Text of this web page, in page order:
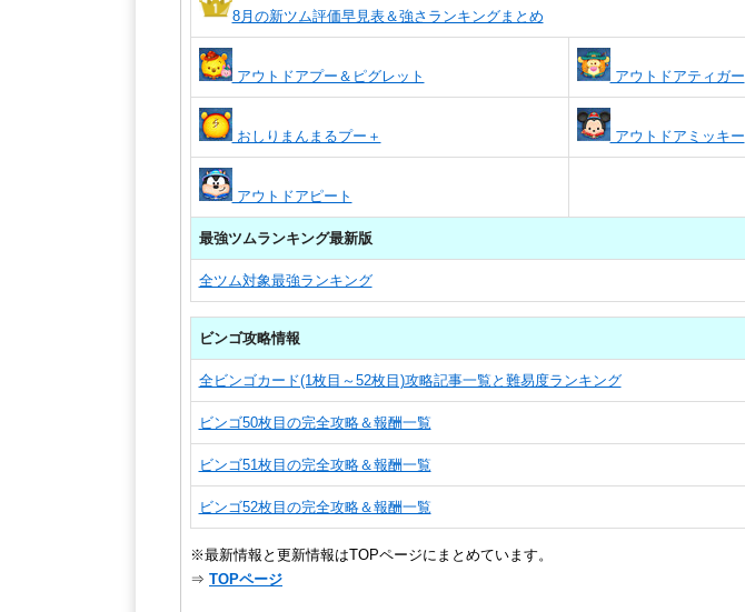
8月の新ツム評価早見表＆強さランキングまとめ
アウトドアプー＆ピグレット アウトドアティガー
おしりまんまるプー＋ アウトドアミッキー
アウトドアピート
最強ツムランキング最新版
全ツム対象最強ランキング
ビンゴ攻略情報
全ビンゴカード(1枚目～52枚目)攻略記事一覧と難易度ランキング
ビンゴ50枚目の完全攻略＆報酬一覧
ビンゴ51枚目の完全攻略＆報酬一覧
ビンゴ52枚目の完全攻略＆報酬一覧
※最新情報と更新情報はTOPページにまとめています。
⇒ TOPページ